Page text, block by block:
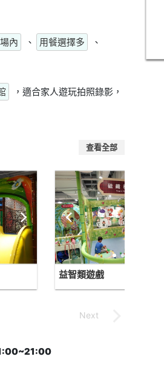
內 、 用餐選擇多
、
，適合家人遊玩拍照錄影，
查看全部
益智類遊戲